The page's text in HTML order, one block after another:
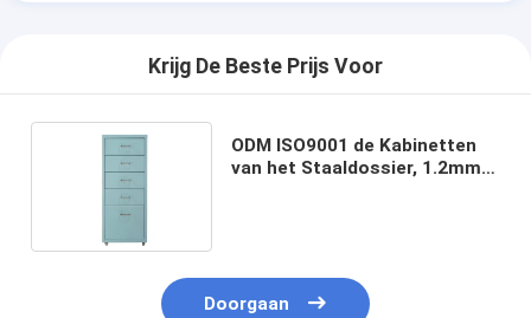
Krijg De Beste Prijs Voor
ODM ISO9001 de Kabinetten
van het Staaldossier, 1.2mm
Doorgaan